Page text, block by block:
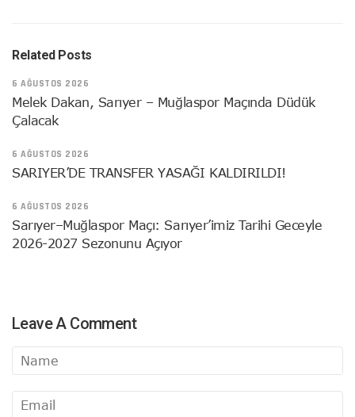
Related Posts
6 AĞUSTOS 2026
Melek Dakan, Sarıyer – Muğlaspor Maçında Düdük
Çalacak
6 AĞUSTOS 2026
SARIYER’DE TRANSFER YASAĞI KALDIRILDI!
6 AĞUSTOS 2026
Sarıyer–Muğlaspor Maçı: Sarıyer’imiz Tarihi Geceyle
2026-2027 Sezonunu Açıyor
Leave A Comment